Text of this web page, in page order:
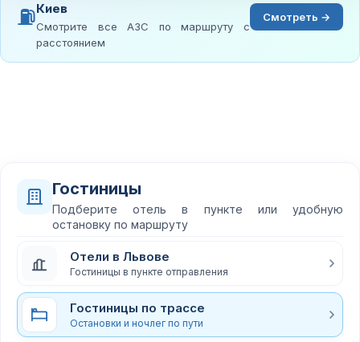
⛽Киев
Смотрите все АЗС по маршруту с
расстоянием
Смотреть →
Гостиницы
Подберите отель в пункте или удобную
остановку по маршруту
Отели в Львове
Гостиницы в пункте отправления
Гостиницы по трассе
Остановки и ночлег по пути